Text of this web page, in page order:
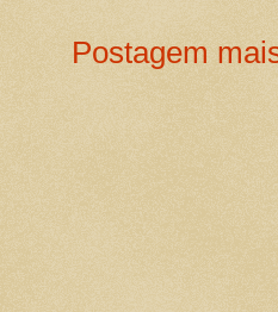
Postagem